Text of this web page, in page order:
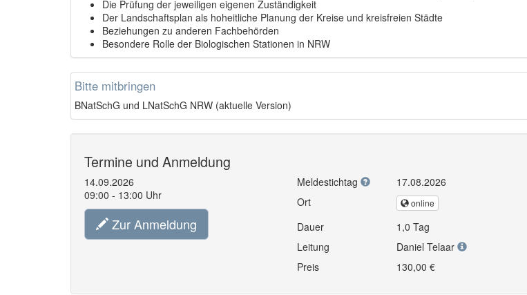
Die Prüfung der jeweiligen eigenen Zuständigkeit
Der Landschaftsplan als hoheitliche Planung der Kreise und kreisfreien Städte
Beziehungen zu anderen Fachbehörden
Besondere Rolle der Biologischen Stationen in NRW
Bitte mitbringen
BNatSchG und LNatSchG NRW (aktuelle Version)
Termine und Anmeldung
14.09.2026
09:00 - 13:00 Uhr
Zur Anmeldung
Meldestichtag
17.08.2026
Ort
online
Dauer
1,0 Tag
Leitung
Daniel Telaar
Preis
130,00 €